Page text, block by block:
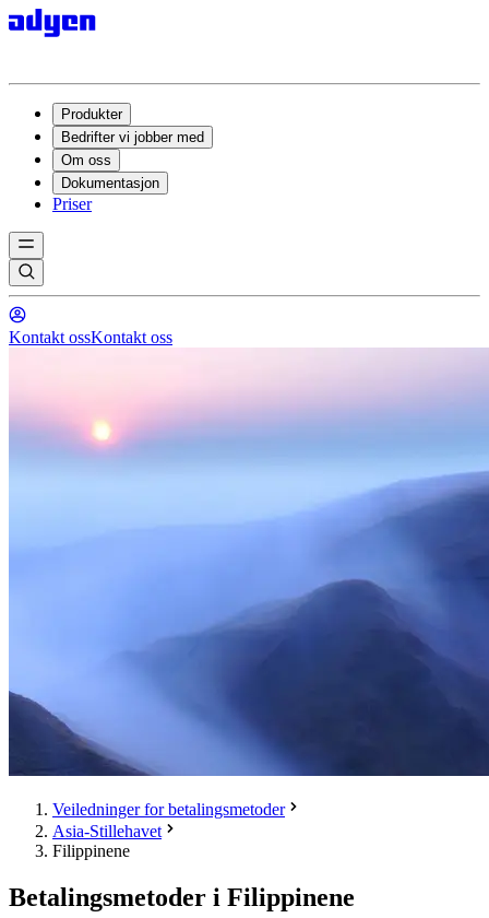
Produkter
Bedrifter vi jobber med
Om oss
Dokumentasjon
Priser
Kontakt ossKontakt oss
Veiledninger for betalingsmetoder
Asia-Stillehavet
Filippinene
Betalingsmetoder i Filippinene